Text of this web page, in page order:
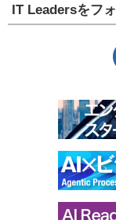
IT Leadersをフ